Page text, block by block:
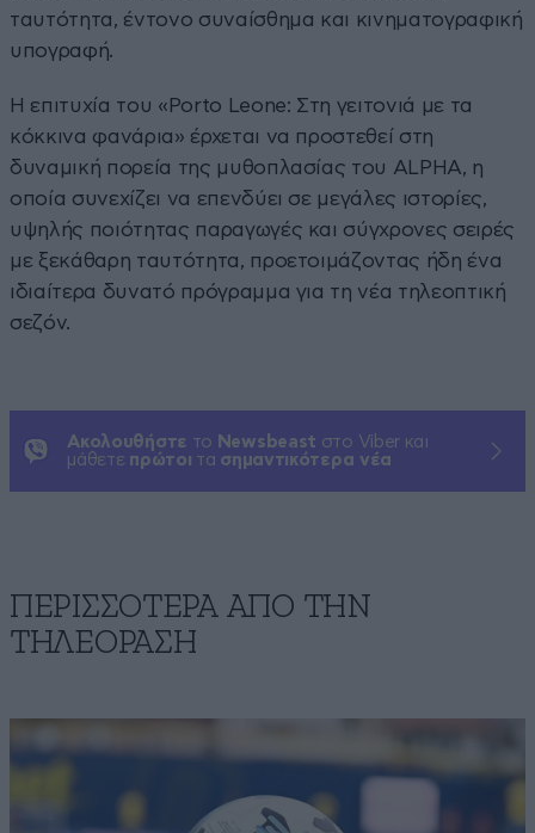
ταυτότητα, έντονο συναίσθημα και κινηματογραφική
υπογραφή.
Η επιτυχία του «Porto Leone: Στη γειτονιά με τα
κόκκινα φανάρια» έρχεται να προστεθεί στη
δυναμική πορεία της μυθοπλασίας του ALPHA, η
οποία συνεχίζει να επενδύει σε μεγάλες ιστορίες,
υψηλής ποιότητας παραγωγές και σύγχρονες σειρές
με ξεκάθαρη ταυτότητα, προετοιμάζοντας ήδη ένα
ιδιαίτερα δυνατό πρόγραμμα για τη νέα τηλεοπτική
σεζόν.
Ακολουθήστε το Newsbeast στο Viber και
μάθετε πρώτοι τα σημαντικότερα νέα
ΠΕΡΙΣΣΟΤΕΡΑ ΑΠΟ ΤΗΝ
ΤΗΛΕΟΡΑΣΗ